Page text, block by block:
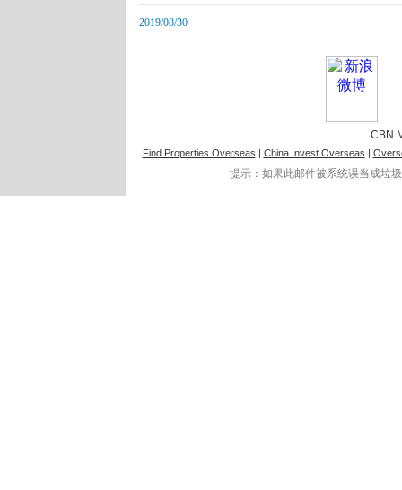
2019/08/30
CBN
Find Properties Overseas | China Invest Overseas |
提示：如果此邮件被系统误当成垃